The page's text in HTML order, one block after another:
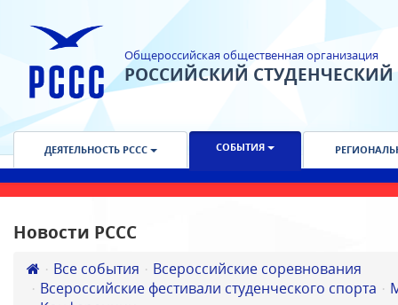
Общероссийская общественная организация
РОССИЙСКИЙ
ДЕЯТЕЛЬНОСТЬ РССС СОБЫТИЯ
Новости РССС
Все события
Всероссийские соревнования
Всероссийские фестивали студенческого спорта